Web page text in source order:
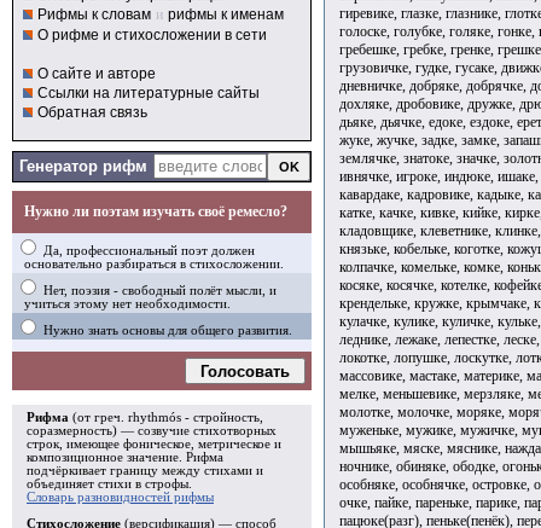
Рифмы к словам и рифмы к именам
О рифме и стихосложении в сети
О сайте и авторе
Ссылки на литературные сайты
Обратная связь
Генератор рифм
Нужно ли поэтам изучать своё ремесло?
Да, профессиональный поэт должен
основательно разбираться в стихосложении.
Нет, поэзия - свободный полёт мысли, и
учиться этому нет необходимости.
Нужно знать основы для общего развития.
Голосовать
Рифма (от греч. rhythmós - стройность,
соразмерность) — созвучие стихотворных
строк, имеющее фоническое, метрическое и
композиционное значение. Рифма
подчёркивает границу между стихами и
объединяет стихи в строфы
Словарь разновидностей рифмы
Стихосложение (версификация) — способ
гиревике, глазке, глазнике,
голоске, голубке, голяке,
гребешке, гребке, гренке,
грузовичке, гудке, гусаке,
дневничке, добряке, добрячке,
дохляке, дробовике, дружке,
дьяке, дьячке, едоке, ездоке,
жуке, жучке, задке, замке,
землячке, знатоке, значке,
ивнячке, игроке, индюке,
кавардаке, кадровике, кадыке,
катке, качке, кивке, кийке,
кладовщике, клеветнике,
князьке, кобельке, коготке,
колпачке, комельке, комке,
косяке, косячке, котелке,
крендельке, кружке, крымчаке,
кулачке, кулике, куличке,
леднике, лежаке, лепестке,
локотке, лопушке, лоскутке,
массовике, мастаке, материке,
мелке, меньшевике, мерзляке,
молотке, молочке, моряке,
муженьке, мужике, мужичке,
мышьяке, мяске, мяснике,
ночнике, обиняке, ободке,
особняке, особнячке, островке,
очке, пайке, пареньке, парике,
пацюке(разг), пеньке(пенёк),